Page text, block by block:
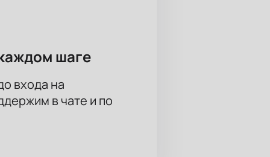
шаге
входа на
в чате и по